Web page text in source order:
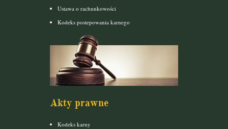
Ustawa o rachunkowości
Kodeks postepowania karnego
Akty prawne
Kodeks karny